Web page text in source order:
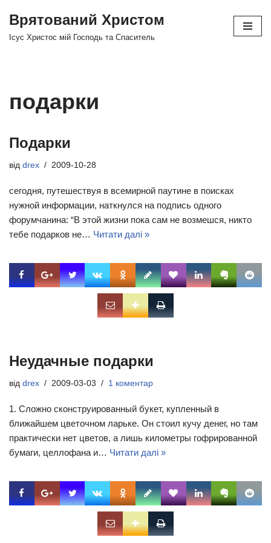
Перейти
Врятований Христом
Ісус Христос мій Господь та Спаситель
подарки
Подарки
від drex 2009-10-28
сегодня, путешествуя в всемирной паутине в поисках
нужной информации, наткнулся на подпись одного
форумчанина: “В этой жизни пока сам не возмешся, никто
тебе подарков не… Читати далі »
Неудачные подарки
від drex 2009-03-03 1 коментар
1. Сложно сконструированный букет, купленный в
ближайшем цветочном ларьке. Он стоил кучу денег, но там
практически нет цветов, а лишь километры гофрированной
бумаги, целлофана и… Читати далі »